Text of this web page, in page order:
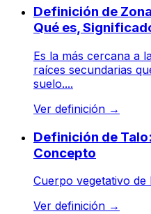
Definición de
Qué es,
Es la más cercana a
raíces secundarias
suelo....
Ver definición →
Definición de
Concepto
Cuerpo vegetativo de
Ver definición →